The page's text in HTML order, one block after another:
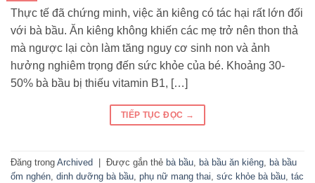
Thực tế đã chứng minh, việc ăn kiêng có tác hại rất lớn đối
với bà bầu. Ăn kiêng không khiến các mẹ trở nên thon thả
mà ngược lại còn làm tăng nguy cơ sinh non và ảnh
hưởng nghiêm trọng đến sức khỏe của bé. Khoảng 30-
50% bà bầu bị thiếu vitamin B1, […]
TIẾP TỤC ĐỌC →
Đăng trong Archived Được gắn thẻ bà bầu, bà bầu ăn kiêng, bà bầu
ốm nghén, dinh dưỡng bà bầu, phụ nữ mang thai, sức khỏe bà bầu, tác